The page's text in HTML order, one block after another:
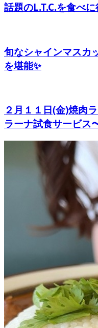
話題のL.T.C.を食べに
旬なシャインマスカ
を堪能✨
２月１１日(金)焼肉
ラーナ試食サービス